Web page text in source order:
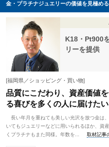
金・プラチナジュエリーの価値を見極め
K18・Pt900
リーを提供
[福岡県／ショッピング・買い物]
品質にこだわり、資産価値
る喜びを多くの人に届けたい
長い年月を重ねても美しい光沢を放つ金は
いてもジュエリーなどに用いられるほか、
くプラチナもまた同様。年数を...
取材記事